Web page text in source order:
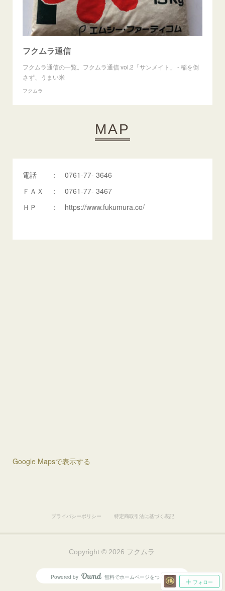
フクムラ通信
フクムラ通信の一覧。フクムラ通信 vol.2「サンメイト」 - 稲を倒
さず、うまい米
フクムラ
MAP
電話 ： 0761-77- 3646
ＦＡＸ ： 0761-77- 3467
ＨＰ ： https://www.fukumura.co/
Google Mapsで表示する
フォロー
プライバシーポリシー 特定商取引法に基づく表記
Copyright © 2026 フクムラ
Powered by AmebaOwnd
無料でホームページをつくろう